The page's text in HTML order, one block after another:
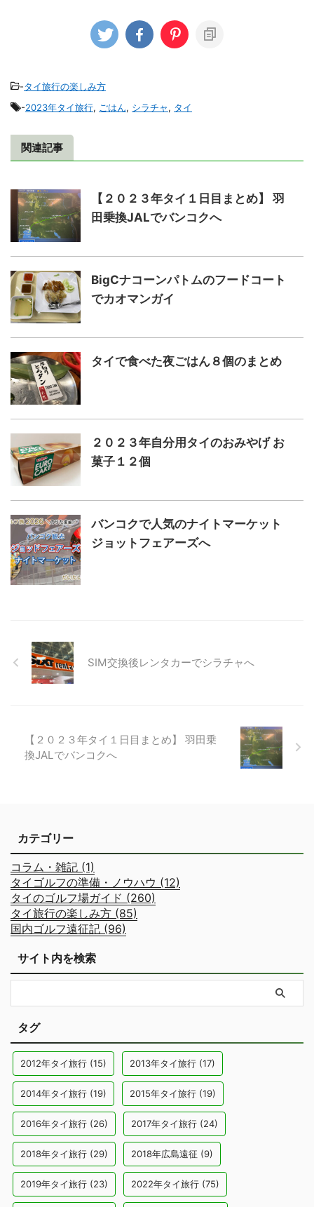
-タイ旅行の楽しみ方
-2023年タイ旅行, ごはん, シラチャ, タイ
関連記事
【２０２３年タイ１日目まとめ】 羽
田乗換JALでバンコクへ
BigCナコーンパトムのフードコート
でカオマンガイ
タイで食べた夜ごはん８個のまとめ
２０２３年自分用タイのおみやげ お
菓子１２個
バンコクで人気のナイトマーケット
ジョットフェアーズへ
SIM交換後レンタカーでシラチャへ
【２０２３年タイ１日目まとめ】 羽田乗
換JALでバンコクへ
カテゴリー
コラム・雑記 (1)
タイゴルフの準備・ノウハウ (12)
タイのゴルフ場ガイド (260)
タイ旅行の楽しみ方 (85)
国内ゴルフ遠征記 (96)
サイト内を検索
タグ
2012年タイ旅行 (15) 2013年タイ旅行 (17)
2014年タイ旅行 (19) 2015年タイ旅行 (19)
2016年タイ旅行 (26) 2017年タイ旅行 (24)
2018年タイ旅行 (29) 2018年広島遠征 (9)
2019年タイ旅行 (23) 2022年タイ旅行 (75)